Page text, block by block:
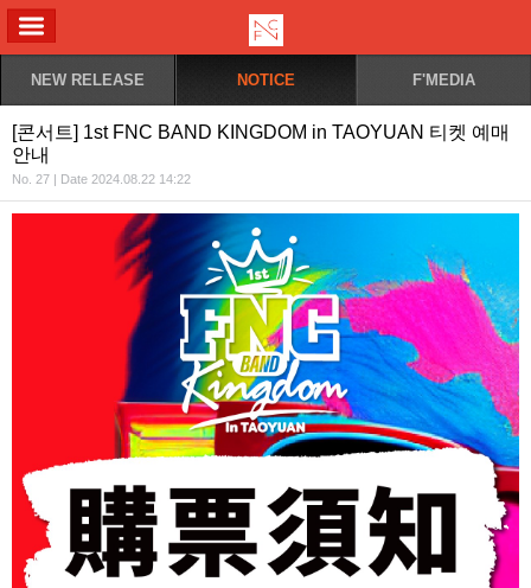
NEW RELEASE NOTICE F'MEDIA
[콘서트] 1st FNC BAND KINGDOM in TAOYUAN 티켓 예매
안내
No. 27 | Date 2024.08.22 14:22